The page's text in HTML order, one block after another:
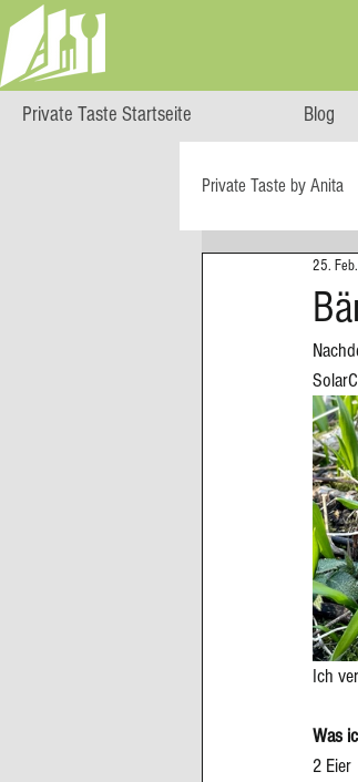
Private Taste Startseite Blog
Private Taste by Anita
Cooking Class
Big Green Egg
Cupcakes,
25.
Ich
Was
2 Eier